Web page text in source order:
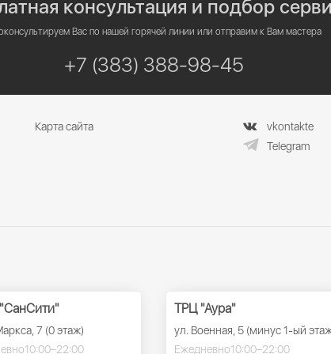
консультация и подбор
Вас по нашей горячей линии или отправим к Вам мастера
+7 (383) 388-98-45
Карта сайта
vkontakte
Telegram
7 (0 этаж)
10:00–22:00
ТРЦ "Аура"
ул. Военная, 5 (минус 1-ый
Ежедневно10:00–22:00